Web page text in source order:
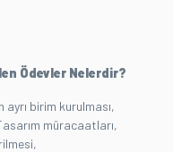
Ödevler Nelerdir?
birim kurulması,
müracaatları,